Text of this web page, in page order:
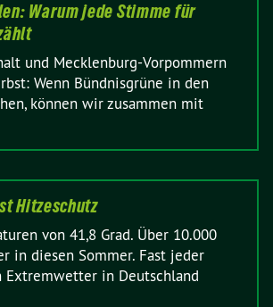
Warum jede Stimme für
und Mecklenburg-Vorpommern
Wenn Bündnisgrüne in den
können wir zusammen mit
Hitzeschutz
von 41,8 Grad. Über 10.000
in diesen Sommer. Fast jeder
Extremwetter in Deutschland